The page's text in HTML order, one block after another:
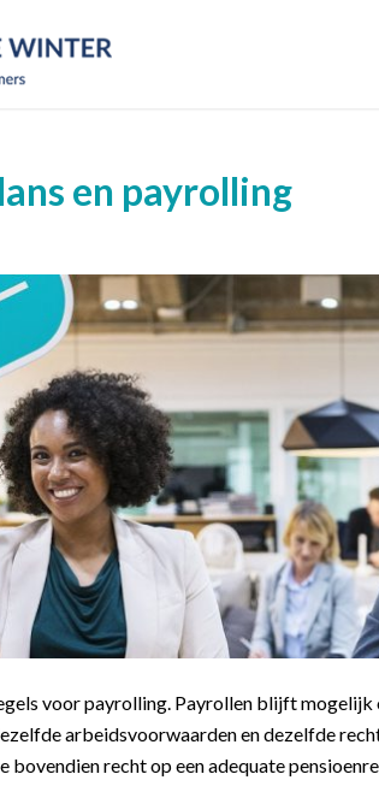
en payrolling
voor payrolling. Payrollen blijft
arbeidsvoorwaarden en dezelfde
bovendien recht op een adequate